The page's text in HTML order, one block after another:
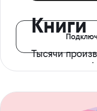
Книги
Тысячи
с доступом